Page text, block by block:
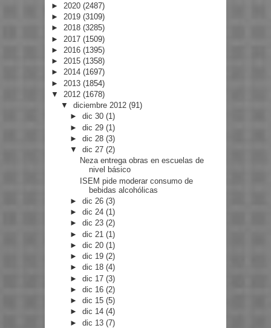
► 2020 (2487)
► 2019 (3109)
► 2018 (3285)
► 2017 (1509)
► 2016 (1395)
► 2015 (1358)
► 2014 (1697)
► 2013 (1854)
▼ 2012 (1678)
▼ diciembre 2012 (91)
►dic 30(1)
►dic 29(1)
►dic 28(3)
▼dic 27(2)
Neza entrega obras en escuelas de
nivel básico
ISEM pide moderar consumo de
bebidas alcohólicas
►dic 26(3)
►dic 24(1)
►dic 23(2)
►dic 21(1)
►dic 20(1)
►dic 19(2)
►dic 18(4)
►dic 17(3)
►dic 16(2)
►dic 15(5)
►dic 14(4)
►dic 13(7)